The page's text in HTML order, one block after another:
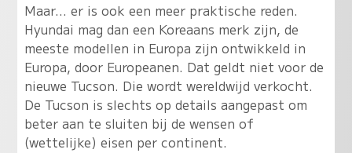
Maar... er is ook een meer praktische reden.
Hyundai mag dan een Koreaans merk zijn, de
meeste modellen in Europa zijn ontwikkeld in
Europa, door Europeanen. Dat geldt niet voor de
nieuwe Tucson. Die wordt wereldwijd verkocht.
De Tucson is slechts op details aangepast om
beter aan te sluiten bij de wensen of
(wettelijke) eisen per continent.